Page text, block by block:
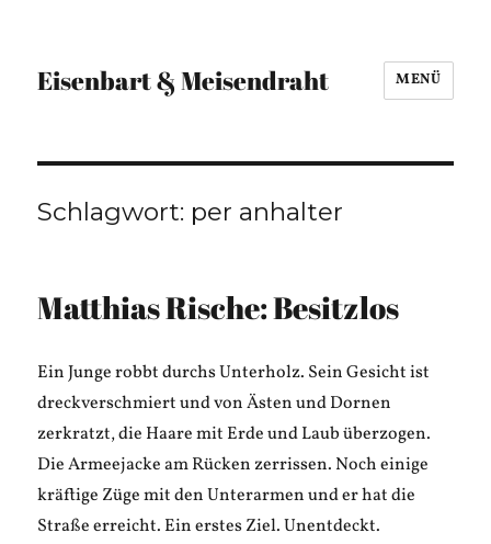
Eisenbart & Meisendraht MENÜ
Schlagwort: per anhalter
Matthias Rische: Besitzlos
Ein Junge robbt durchs Unterholz. Sein Gesicht ist
dreckverschmiert und von Ästen und Dornen
zerkratzt, die Haare mit Erde und Laub überzogen.
Die Armeejacke am Rücken zerrissen. Noch einige
kräftige Züge mit den Unterarmen und er hat die
Straße erreicht. Ein erstes Ziel. Unentdeckt.